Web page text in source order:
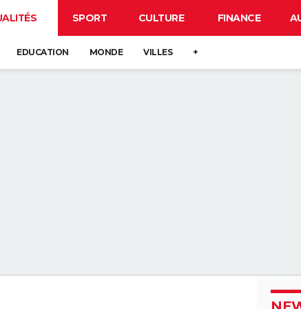
SPORT CULTURE FINANCE
EDUCATION MONDE VILLES +